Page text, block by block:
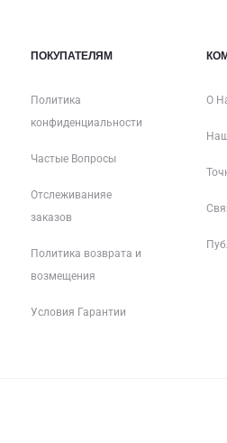
ПОКУПАТЕЛЯМ
Политика
конфиденциальности
Частые Вопросы
Отслеживанияе
заказов
Политика возврата и
возмещения
Условия Гарантии
О